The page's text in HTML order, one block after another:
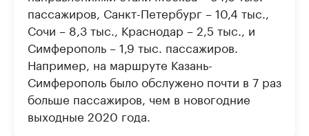
пассажиров, Санкт-Петербург – 10,4 тыс.,
Сочи – 8,3 тыс., Краснодар – 2,5 тыс., и
Симферополь – 1,9 тыс. пассажиров.
Например, на маршруте Казань-
Симферополь было обслужено почти в 7 раз
больше пассажиров, чем в новогодние
выходные 2020 года.